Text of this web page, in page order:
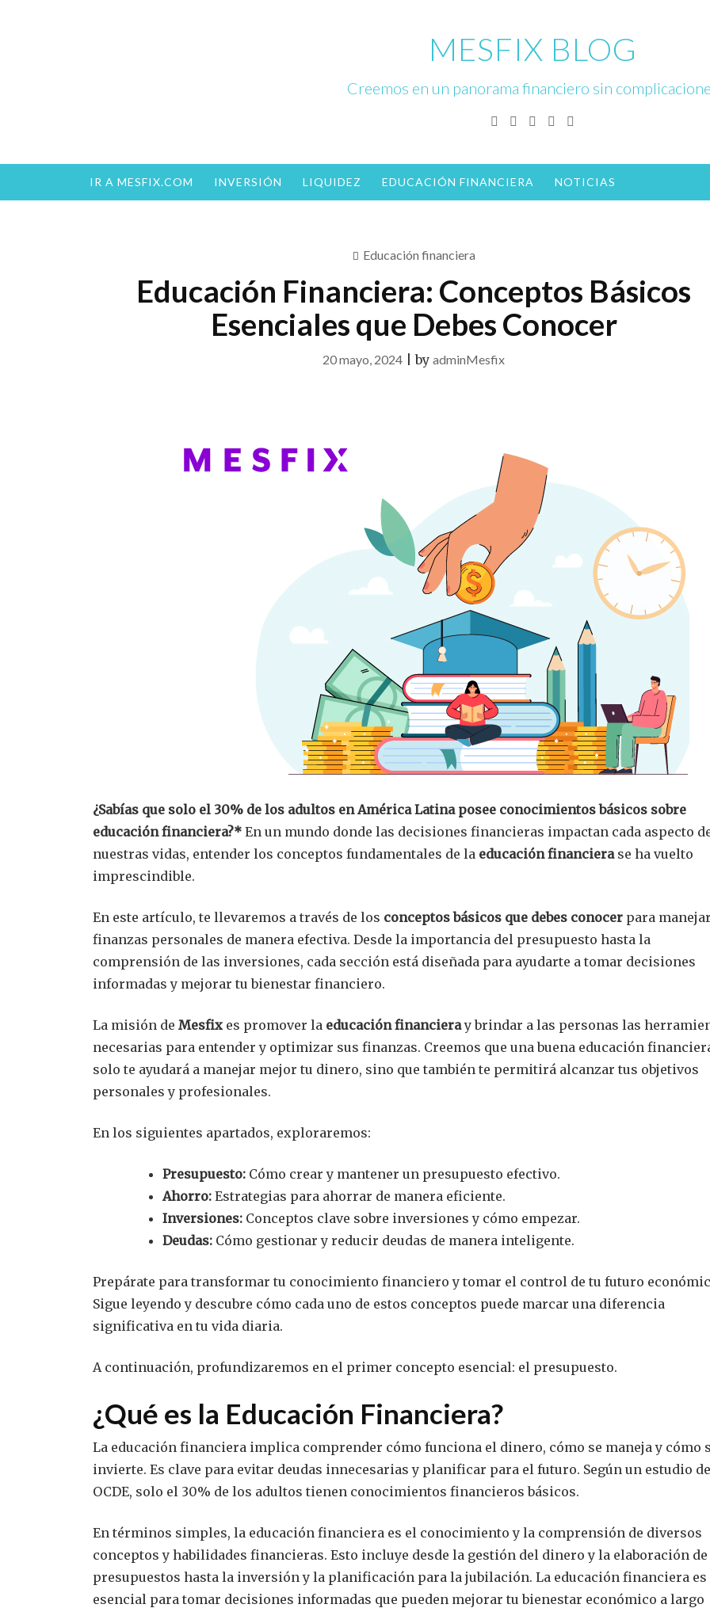
MESFIX BLOG
Creemos en un panorama financiero sin
Facebook
TwitterLinkedinInstagram
IR A MESFIX.COM INVERSIÓN LIQUIDEZ EDUCACIÓN FINANCIERA NOTICIAS
Educación financiera
Educación Financiera: Conceptos Básicos
Esenciales que Debes Conocer
20 mayo, 2024 |by adminMesfix
¿Sabías que solo el 30% de los adultos en América Latina posee conocimientos básicos sobre
educación financiera?* En un mundo donde las decisiones financieras impactan cada aspecto
nuestras vidas, entender los conceptos fundamentales de la educación financierase ha vuelto
imprescindible.
En este artículo, te llevaremos a través de los conceptos básicos que debes conocer para
finanzas personales de manera efectiva. Desde la importancia del presupuesto hasta la
comprensión de las inversiones, cada sección está diseñada para ayudarte a tomar decisiones
informadas y mejorar tu bienestar financiero.
La misión de Mesfix es promover la educación financieray brindar a las personas las
necesarias para entender y optimizar sus finanzas. Creemos que una buena educación
solo te ayudará a manejar mejor tu dinero, sino que también te permitirá alcanzar tus objetivos
personales y profesionales.
En los siguientes apartados, exploraremos:
Presupuesto: Cómo crear y mantener un presupuesto efectivo.
Ahorro: Estrategias para ahorrar de manera eficiente.
Inversiones: Conceptos clave sobre inversiones y cómo empezar.
Deudas: Cómo gestionar y reducir deudas de manera inteligente.
Prepárate para transformar tu conocimiento financiero y tomar el control de tu futuro
Sigue leyendo y descubre cómo cada uno de estos conceptos puede marcar una diferencia
significativa en tu vida diaria.
A continuación, profundizaremos en el primer concepto esencial: el presupuesto.
¿Qué es la Educación Financiera?
La educación financiera implica comprender cómo funciona el dinero, cómo se maneja y cómo
invierte. Es clave para evitar deudas innecesarias y planificar para el futuro. Según un estudio
OCDE, solo el 30% de los adultos tienen conocimientos financieros básicos.
En términos simples, la educación financiera es el conocimiento y la comprensión de diversos
conceptos y habilidades financieras. Esto incluye desde la gestión del dinero y la elaboración de
presupuestos hasta la inversión y la planificación para la jubilación. La educación financiera es
esencial para tomar decisiones informadas que pueden mejorar tu bienestar económico a largo